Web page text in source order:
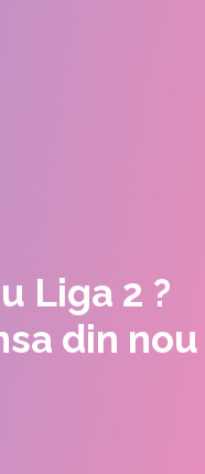
Liga 2 ?
din nou